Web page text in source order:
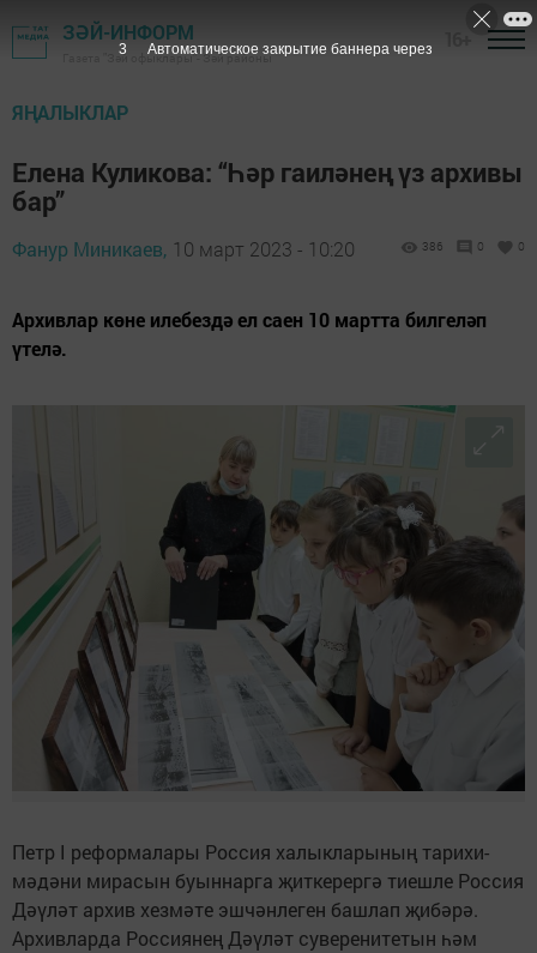
ЗӘЙ-ИНФОРМ
Газета "Зәй офыклары"- Зәй районы
ЯҢАЛЫКЛАР
Елена Куликова: “Һәр гаиләнең үз архивы
бар”
Фанур Миникаев, 10 март 2023 - 10:20 386 0 0
Архивлар көне илебездә ел саен 10 мартта билгеләп
үтелә.
Петр I реформалары Россия халыкларының тарихи-
мәдәни мирасын буыннарга җиткерергә тиешле Россия
Дәүләт архив хезмәте эшчәнлеген башлап җибәрә.
Архивларда Россиянең Дәүләт суверенитетын һәм
2 Автоматическое закрытие баннера через